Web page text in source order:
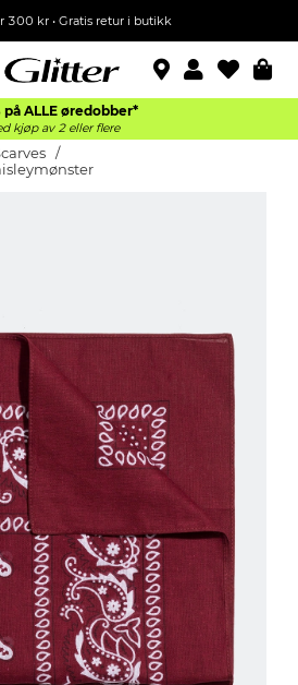
300 kr • Gratis retur i butikk
på ALLE øredobber*
kjøp av 2 eller flere